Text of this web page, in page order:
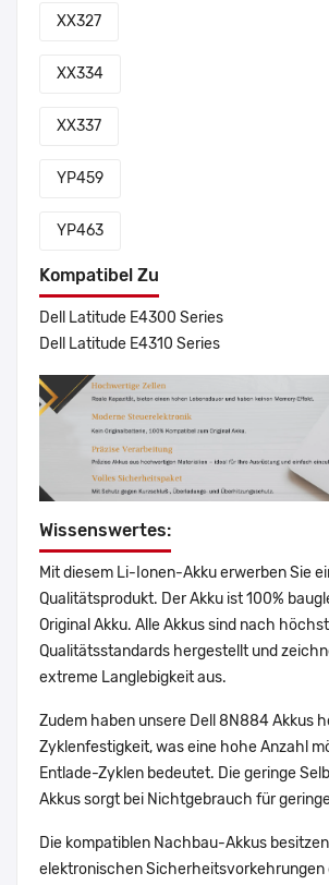
XX327
XX334
XX337
YP459
YP463
Kompatibel Zu
Dell Latitude E4300 Series
Dell Latitude E4310 Series
Wissenswertes:
Mit diesem Li-Ionen-Akku erwerben Sie
Qualitätsprodukt. Der Akku ist 100%
Original Akku. Alle Akkus sind nach
Qualitätsstandards hergestellt und
extreme Langlebigkeit aus.
Zudem haben unsere Dell 8N884 Akkus
Zyklenfestigkeit, was eine hohe Anzahl
Entlade-Zyklen bedeutet. Die geringe
Akkus sorgt bei Nichtgebrauch für
Die kompatiblen Nachbau-Akkus
elektronischen Sicherheitsvorkehrungen